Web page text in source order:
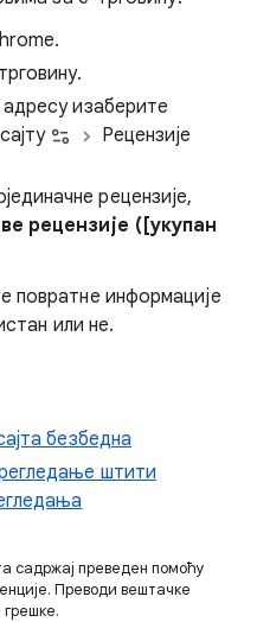
изаберите
Рецензије
рецензије,
рецензије ([укупан
повратне информације
или не.
безбедна
штити
садржај преведен помоћу
Преводи вештачке